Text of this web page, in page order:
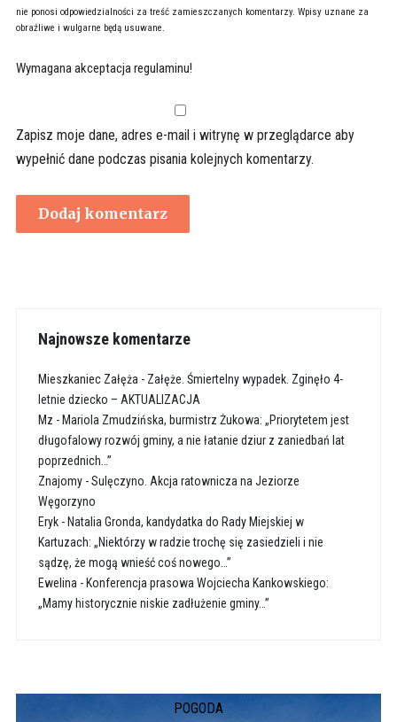
nie ponosi odpowiedzialności za treść zamieszczanych komentarzy. Wpisy uznane za
obraźliwe i wulgarne będą usuwane.
Wymagana akceptacja regulaminu!
Zapisz moje dane, adres e-mail i witrynę w przeglądarce aby
wypełnić dane podczas pisania kolejnych komentarzy.
Najnowsze komentarze
Mieszkaniec Załęża- Załęże. Śmiertelny wypadek. Zginęło 4-
letnie dziecko – AKTUALIZACJA
Mz - Mariola Zmudzińska, burmistrz Żukowa: „Priorytetem jest
długofalowy rozwój gminy, a nie łatanie dziur z zaniedbań lat
poprzednich…”
Znajomy-Sulęczyno. Akcja ratownicza na Jeziorze
Węgorzyno
Eryk- Natalia Gronda, kandydatka do Rady Miejskiej w
Kartuzach: „Niektórzy w radzie trochę się zasiedzieli i nie
sądzę, że mogą wnieść coś nowego…”
Ewelina- Konferencja prasowa Wojciecha Kankowskiego:
„Mamy historycznie niskie zadłużenie gminy…”
POGODA